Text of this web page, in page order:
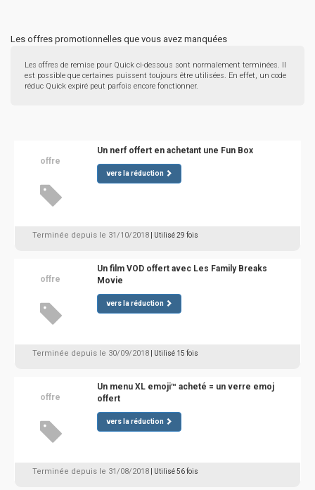
Les offres promotionnelles que vous avez manquées
Les offres de remise pour Quick ci-dessous sont normalement terminées. Il
est possible que certaines puissent toujours être utilisées. En effet, un code
réduc Quick expiré peut parfois encore fonctionner.
offre
Un nerf offert en achetant une Fun Box
vers la réduction
Terminée depuis le 31/10/2018 | Utilisé 29 fois
offre
Un film VOD offert avec Les Family Breaks
Movie
vers la réduction
Terminée depuis le 30/09/2018 | Utilisé 15 fois
offre
Un menu XL emoji™ acheté = un verre emoj
offert
vers la réduction
Terminée depuis le 31/08/2018 | Utilisé 56 fois